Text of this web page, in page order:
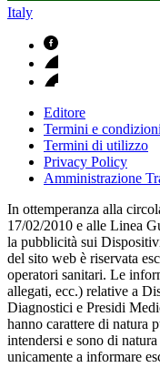
Italy
Editore
Termini e
Termini di utilizzo
Privacy Policy
Amministrazione
In ottemperanza alla
17/02/2010 e alle Linea
la pubblicità sui
del sito web è riservata
operatori sanitari. Le
allegati, ecc.) relative a
Diagnostici e Presidi
hanno carattere di natura
intendersi e sono di
unicamente a informare